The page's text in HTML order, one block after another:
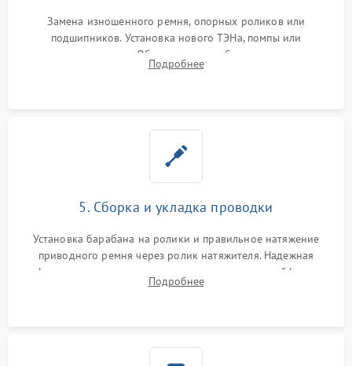
Замена изношенного ремня, опорных роликов или
подшипников. Установка нового ТЭНа, помпы или
термодатчиков. Обязательная глубокая очистка
конденсатора, крыльчатки вентилятора и воздуховодов от
Подробнее
5. Сборка и укладка проводки
Установка барабана на ролики и правильное натяжение
приводного ремня через ролик натяжителя. Надежная
фиксация всех узлов, подключение клемм и шлейфов к
модулю управления. Монтаж корпусных панелей, люка и
Подробнее